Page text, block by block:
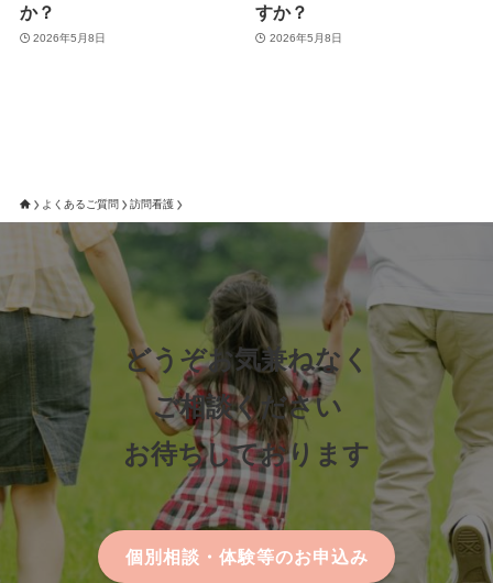
か？
2026年5月8日
すか？
2026年5月8日
よくあるご質問 訪問看護
どうぞお気兼ねなく
ご相談ください
お待ちしております
個別相談・体験等のお申込み